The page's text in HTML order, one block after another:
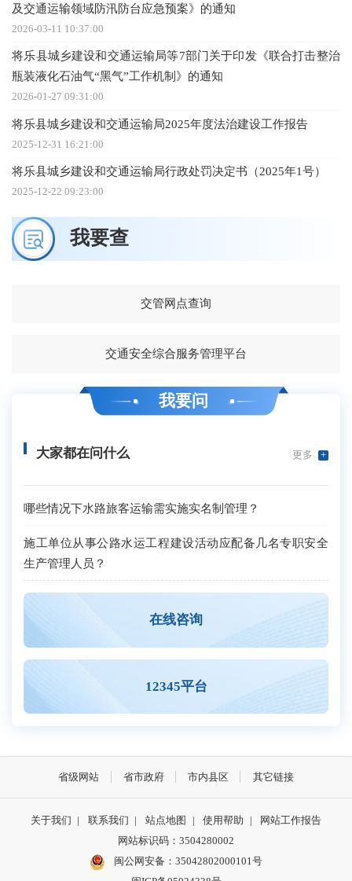
及交通运输领域防汛防台应急预案》的通知
2026-03-11 10:37:00
将乐县城乡建设和交通运输局等7部门关于印发《联合打击整治
瓶装液化石油气“黑气”工作机制》的通知
2026-01-27 09:31:00
将乐县城乡建设和交通运输局2025年度法治建设工作报告
2025-12-31 16:21:00
将乐县城乡建设和交通运输局行政处罚决定书（2025年1号）
2025-12-22 09:23:00
我要查
交管网点查询
交通安全综合服务管理平台
我要问
大家都在问什么 更多 +
哪些情况下水路旅客运输需实施实名制管理？
施工单位从事公路水运工程建设活动应配备几名专职安全
生产管理人员？
在线咨询
12345平台
省级网站 省市政府 市内县区 其它链接
关于我们 | 联系我们 | 站点地图 | 使用帮助 |
网站工作报告
网站标识码：3504280002
闽公网安备：35042802000101号